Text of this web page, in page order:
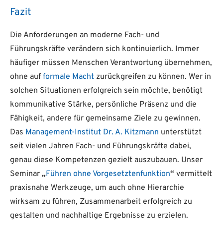
Fazit
Die Anforderungen an moderne Fach- und
Führungskräfte verändern sich kontinuierlich. Immer
häufiger müssen Menschen Verantwortung übernehmen,
ohne auf formale Macht zurückgreifen zu können. Wer in
solchen Situationen erfolgreich sein möchte, benötigt
kommunikative Stärke, persönliche Präsenz und die
Fähigkeit, andere für gemeinsame Ziele zu gewinnen.
Das Management-Institut Dr. A. Kitzmann unterstützt
seit vielen Jahren Fach- und Führungskräfte dabei,
genau diese Kompetenzen gezielt auszubauen. Unser
Seminar „Führen ohne Vorgesetztenfunktion“ vermittelt
praxisnahe Werkzeuge, um auch ohne Hierarchie
wirksam zu führen, Zusammenarbeit erfolgreich zu
gestalten und nachhaltige Ergebnisse zu erzielen.